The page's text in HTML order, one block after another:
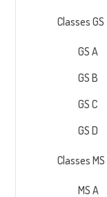
Classes GS
GS A
GS B
GS C
GS D
Classes MS
MS A